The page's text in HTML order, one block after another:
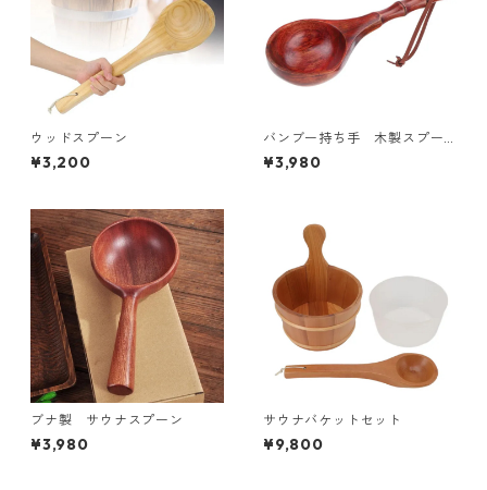
ウッドスプーン
¥3,200
バンブー持ち手 木製スプー
ン
¥3,980
ブナ製 サウナスプーン
¥3,980
サウナバケットセット
¥9,800